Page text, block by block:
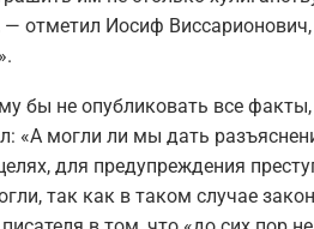
— отметил Иосиф
бы не опубликовать все
«А могли ли мы дать
для предупреждения
так как в таком случае